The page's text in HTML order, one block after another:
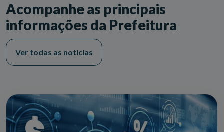
Acompanhe as principais
informações da Prefeitura
Ver todas as notícias